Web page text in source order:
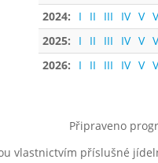
2024:
I II III IV V
2025:
I II III IV V
2026:
I II III IV V
Připraveno
vlastnictvím příslušné